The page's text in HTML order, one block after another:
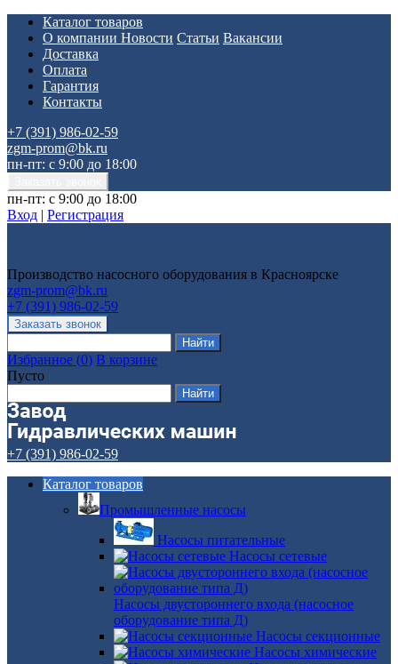
Каталог товаров
О компании Новости Статьи Вакансии
Доставка
Оплата
Гарантия
Контакты
+7 (391) 986-02-59
zgm-prom@bk.ru
пн-пт: с 9:00 до 18:00
пн-пт: с 9:00 до 18:00
Вход | Регистрация
Производство насосного оборудования в Красноярске
zgm-prom@bk.ru
+7 (391) 986-02-59
Избранное (0) В корзине
Пусто
+7 (391) 986-02-59
Каталог товаров
Промышленные насосы
Насосы питательные
Насосы сетевые
Насосы двустороннего входа (насосное
оборудование типа Д)
Насосы секционные
Насосы химические